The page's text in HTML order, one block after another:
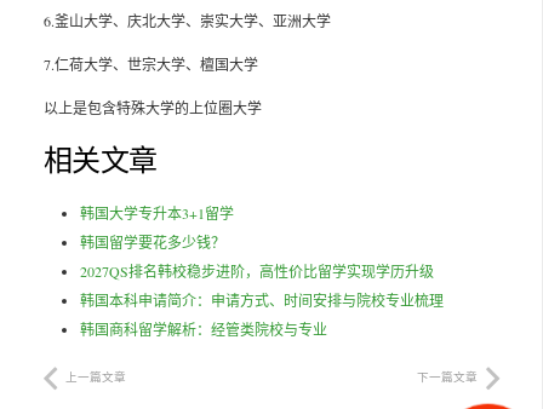
6.釜山大学、庆北大学、崇实大学、亚洲大学
7.仁荷大学、世宗大学、檀国大学
以上是包含特殊大学的上位圈大学
相关文章
韩国大学专升本3+1留学
韩国留学要花多少钱？
2027QS排名韩校稳步进阶，高性价比留学实现学历升级
韩国本科申请简介：申请方式、时间安排与院校专业梳理
韩国商科留学解析：经管类院校与专业
上一篇文章 下一篇文章